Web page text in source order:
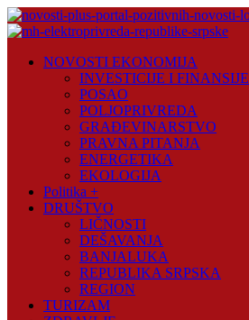
Skip
to
Plus
NOVOSTI EKONOMIJA
INVESTICIJE I FINANSIJE
POSAO
POLJOPRIVREDA
GRAĐEVINARSTVO
PRAVNA PITANJA
ENERGETIKA
EKOLOGIJA
Politika +
DRUŠTVO
LIČNOSTI
DEŠAVANJA
BANJALUKA
REPUBLIKA SRPSKA
REGION
TURIZAM